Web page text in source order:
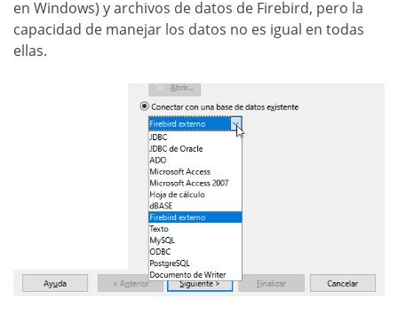
en Windows) y archivos de datos de Firebird, pero la
capacidad de manejar los datos no es igual en todas
ellas.